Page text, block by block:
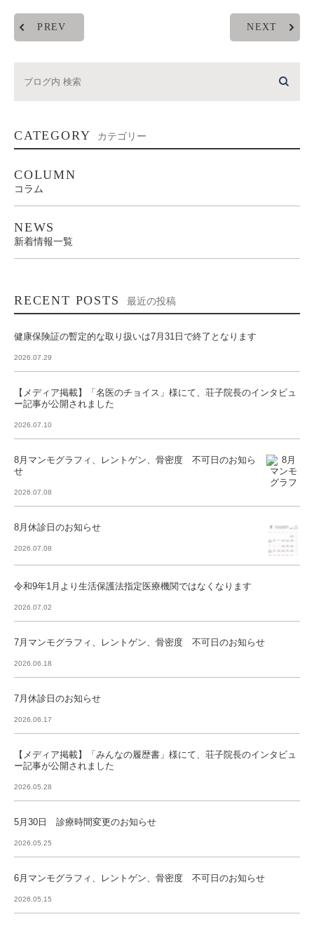
PREV NEXT
CATEGORY カテゴリー
COLUMN
コラム
NEWS
新着情報一覧
RECENT POSTS 最近の投稿
健康保険証の暫定的な取り扱いは7月31日で終了となります
2026.07.29
【メディア掲載】「名医のチョイス」様にて、荘子院長のインタビュ
ー記事が公開されました
2026.07.10
8月マンモグラフィ、レントゲン、骨密度 不可日のお知ら
せ
2026.07.08
8月休診日のお知らせ
2026.07.08
令和9年1月より生活保護法指定医療機関ではなくなります
2026.07.02
7月マンモグラフィ、レントゲン、骨密度 不可日のお知らせ
2026.06.18
7月休診日のお知らせ
2026.06.17
【メディア掲載】「みんなの履歴書」様にて、荘子院長のインタビュ
ー記事が公開されました
2026.05.28
5月30日 診療時間変更のお知らせ
2026.05.25
6月マンモグラフィ、レントゲン、骨密度 不可日のお知らせ
2026.05.15